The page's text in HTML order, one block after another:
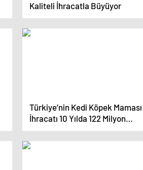
Kaliteli İhracatla Büyüyor
Türkiye’nin Kedi Köpek Maması
İhracatı 10 Yılda 122 Milyon
Dolara Ulaştı